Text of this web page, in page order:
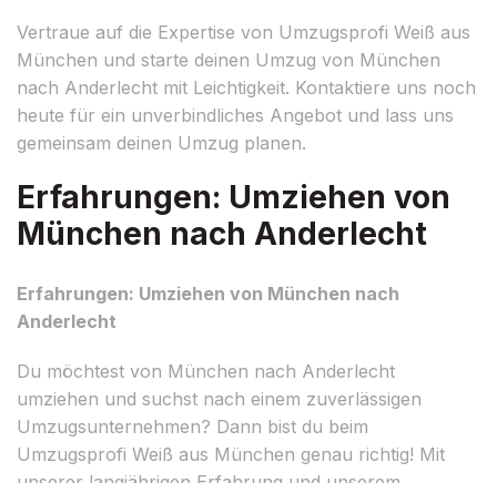
Vertraue auf die Expertise von Umzugsprofi Weiß aus
München und starte deinen Umzug von München
nach Anderlecht mit Leichtigkeit. Kontaktiere uns noch
heute für ein unverbindliches Angebot und lass uns
gemeinsam deinen Umzug planen.
Erfahrungen: Umziehen von
München nach Anderlecht
Erfahrungen: Umziehen von München nach
Anderlecht
Du möchtest von München nach Anderlecht
umziehen und suchst nach einem zuverlässigen
Umzugsunternehmen? Dann bist du beim
Umzugsprofi Weiß aus München genau richtig! Mit